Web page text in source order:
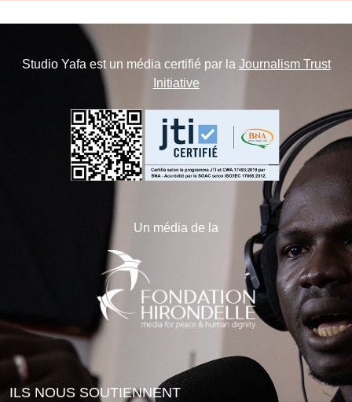
Studio Yafa est un média certifié par la Journalism Trust
Initiative
Un média de la
ILS NOUS SOUTIENNENT